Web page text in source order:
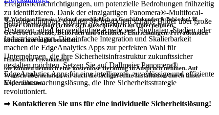
Ereignisbenachrichtigungen, um potenzielle Bedrohungen frühzeitig
zu identifizieren. Dank der einzigartigen Panomera®-Multifocal-
Sensortechnologie erhalten Sie gestochen scharfe Bilder über große
Distanzen, ideal für weitläufige Areale wie Flughäfen, Stadien oder
Industrieanlagen. Die einfache Integration und Skalierbarkeit
machen die EdgeAnalytics Apps zur perfekten Wahl für
Unternehmen, die ihre Sicherheitsinfrastruktur zukunftssicher
gestalten möchten. Setzen Sie auf Dallmeier Panomera®
EdgeAnalytics Apps für eine intelligente, zuverlässige und effiziente
Videoüberwachungslösung, die Ihre Sicherheitsstrategie
revolutioniert.
🚨 Wichtiger Hinweis: Verkauf ausschließlich an Geschäftskunden & Behörden! 🚨
Dieser Onlineshop richtet sichausschließlichan Unternehmen,
Gewerbetreibende, Behörden und öffentliche Einrichtungen.Privatkunden
können hier nicht bestellen.
❗Hinweis für Privatkunden:
Sie können dennoch einekostenlose Beratungin Anspruch nehmen. Auf
Wunsch übernehmen wir auch diefachgerechte Installationdurch unser
Expertenteam.
➡ Kontaktieren Sie uns für eine individuelle Sicherheitslösung!